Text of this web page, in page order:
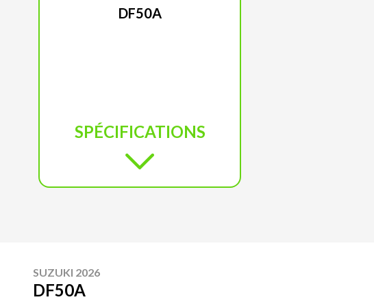
DF50A
SPÉCIFICATIONS
SUZUKI 2026
DF50A